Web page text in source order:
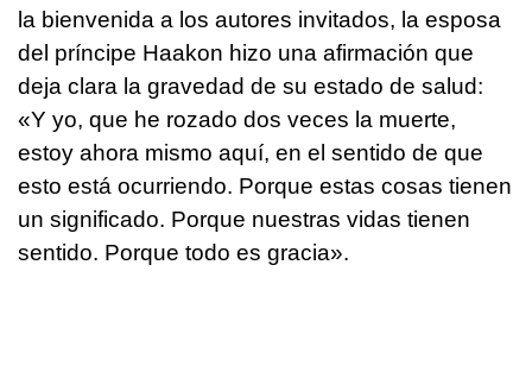
la bienvenida a los autores invitados, la esposa
del príncipe Haakon hizo una afirmación que
deja clara la gravedad de su estado de salud:
«Y yo, que he rozado dos veces la muerte,
estoy ahora mismo aquí, en el sentido de que
esto está ocurriendo. Porque estas cosas tienen
un significado. Porque nuestras vidas tienen
sentido. Porque todo es gracia».